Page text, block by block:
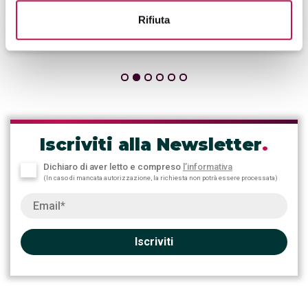
Rifiuta
Iscriviti alla Newsletter.
Dichiaro di aver letto e compreso l’informativa
(In caso di mancata autorizzazione, la richiesta non potrà essere processata)
Iscriviti